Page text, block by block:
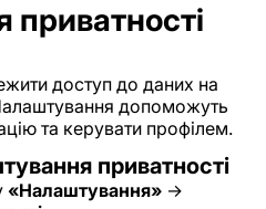
доступ до даних на
допоможуть
та керувати профілем.
приватності
«Налаштування» →